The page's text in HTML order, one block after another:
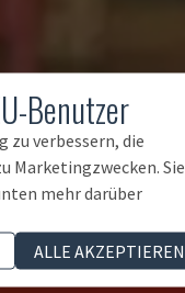
Benutzer
zu verbessern, die
Marketingzwecken. Sie
mehr darüber
ALLE AKZEPTIEREN